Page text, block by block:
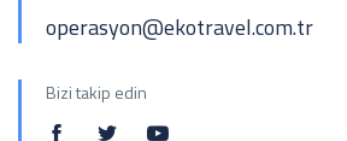
operasyon@ekotravel.com.tr
Bizi takip edin